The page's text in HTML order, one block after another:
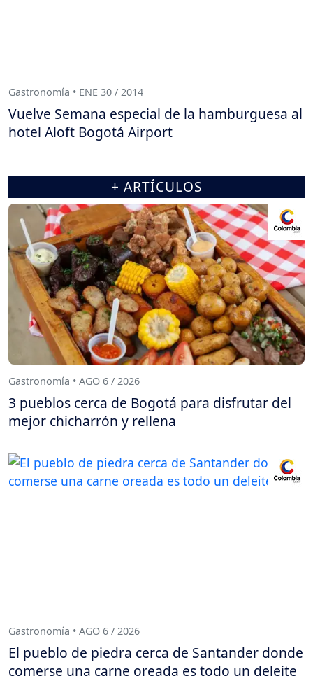
Gastronomía • ENE 30 / 2014
Vuelve Semana especial de la hamburguesa al
hotel Aloft Bogotá Airport
+ ARTÍCULOS
Gastronomía • AGO 6 / 2026
3 pueblos cerca de Bogotá para disfrutar del
mejor chicharrón y rellena
Gastronomía • AGO 6 / 2026
El pueblo de piedra cerca de Santander donde
comerse una carne oreada es todo un deleite